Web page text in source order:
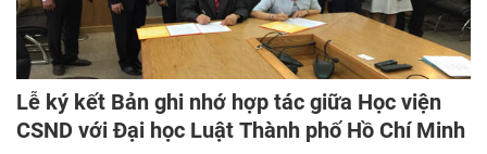
Lễ ký kết Bản ghi nhớ hợp tác giữa Học viện
CSND với Đại học Luật Thành phố Hồ Chí Minh